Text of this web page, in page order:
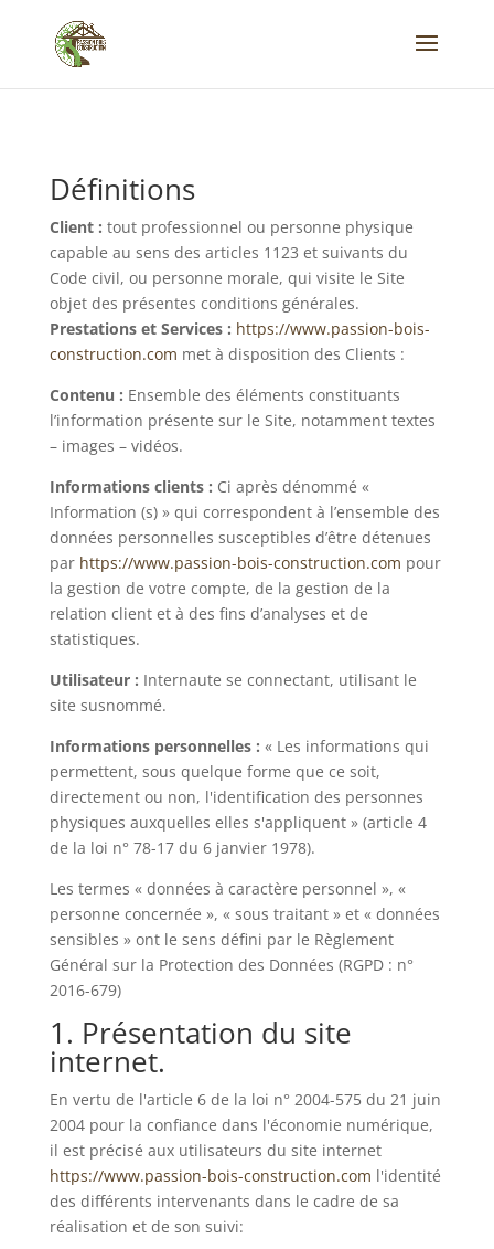
Définitions
Client : tout professionnel ou personne physique
capable au sens des articles 1123 et suivants du
Code civil, ou personne morale, qui visite le Site
objet des présentes conditions générales.
Prestations et Services : https://www.passion-bois-
construction.com met à disposition des Clients :
Contenu : Ensemble des éléments constituants
l’information présente sur le Site, notamment textes
– images – vidéos.
Informations clients : Ci après dénommé «
Information (s) » qui correspondent à l’ensemble des
données personnelles susceptibles d’être détenues
par https://www.passion-bois-construction.com pour
la gestion de votre compte, de la gestion de la
relation client et à des fins d’analyses et de
statistiques.
Utilisateur : Internaute se connectant, utilisant le
site susnommé.
Informations personnelles : « Les informations qui
permettent, sous quelque forme que ce soit,
directement ou non, l'identification des personnes
physiques auxquelles elles s'appliquent » (article 4
de la loi n° 78-17 du 6 janvier 1978).
Les termes « données à caractère personnel », «
personne concernée », « sous traitant » et « données
sensibles » ont le sens défini par le Règlement
Général sur la Protection des Données (RGPD : n°
2016-679)
1. Présentation du site
internet.
En vertu de l'article 6 de la loi n° 2004-575 du 21 juin
2004 pour la confiance dans l'économie numérique,
il est précisé aux utilisateurs du site internet
https://www.passion-bois-construction.com l'identité
des différents intervenants dans le cadre de sa
réalisation et de son suivi: